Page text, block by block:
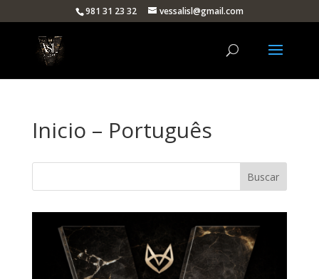
981 31 23 32 vessalisl@gmail.com
Inicio – Português
Buscar